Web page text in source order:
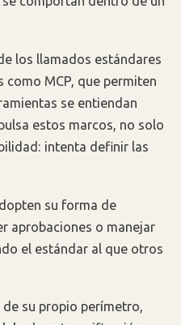
los llamados estándares
MCP, que permiten
se entiendan
estos marcos, no solo
intenta definir las
su forma de
aprobaciones o manejar
el estándar al que otros
su propio perímetro,